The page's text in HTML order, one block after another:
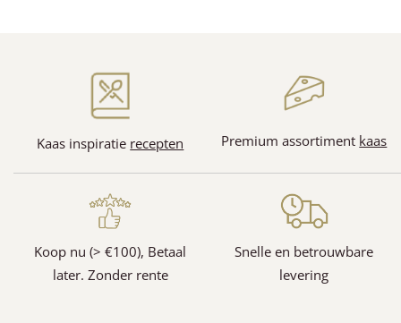
(128)
Kaas inspiratie recepten Premium assortiment kaas
Koop nu (> €100), Betaal
later. Zonder rente
Snelle en betrouwbare
levering